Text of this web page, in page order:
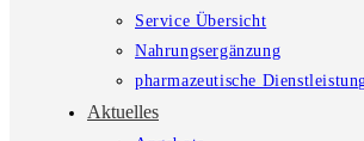
Service Übersicht
Nahrungsergänzung
pharmazeutische
Aktuelles